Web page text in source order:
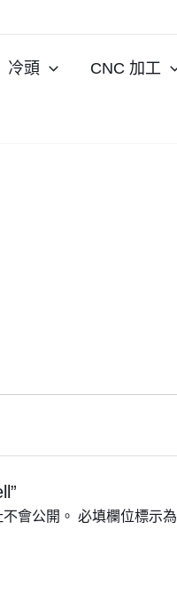
冷頭 CNC 加工
會公開。 必填欄位標示為